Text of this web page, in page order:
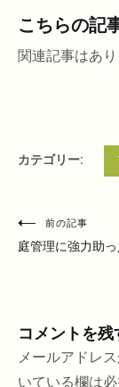
こちらの記
関連記事はあり
カテゴリー:
投
稿
ー
シ
前の記事
庭管理に強力助っ
コメントを残
メールアドレ
いている欄は